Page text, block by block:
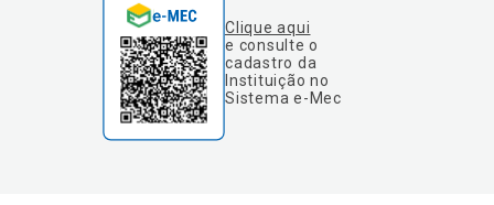
Clique aqui
e consulte o
cadastro da
Instituição no
Sistema e-Mec